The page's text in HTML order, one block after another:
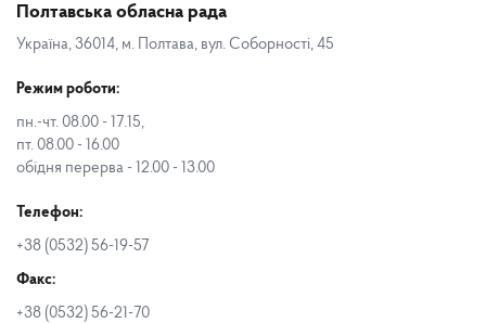
Полтавська обласна рада
Україна, 36014, м. Полтава, вул. Соборності, 45
Режим роботи:
пн.-чт. 08.00 - 17.15,
пт. 08.00 - 16.00
обідня перерва - 12.00 - 13.00
Телефон:
+38 (0532) 56-19-57
Факс:
+38 (0532) 56-21-70